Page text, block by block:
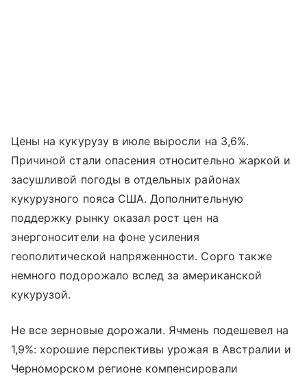
Цены на кукурузу в июле выросли на 3,6%.
Причиной стали опасения относительно жаркой и
засушливой погоды в отдельных районах
кукурузного пояса США. Дополнительную
поддержку рынку оказал рост цен на
энергоносители на фоне усиления
геополитической напряженности. Сорго также
немного подорожало вслед за американской
кукурузой.
Не все зерновые дорожали. Ячмень подешевел на
1,9%: хорошие перспективы урожая в Австралии и
Черноморском регионе компенсировали